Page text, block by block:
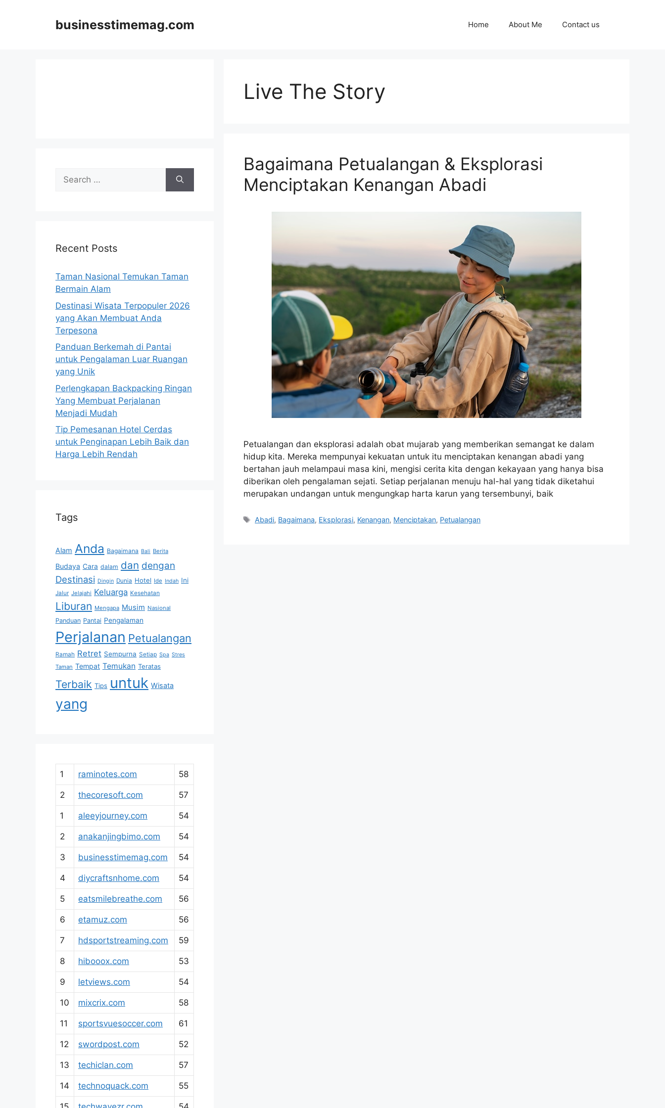
businesstimemag.com Home About Me Contact us
Live The Story
Bagaimana Petualangan & Eksplorasi
Menciptakan Kenangan Abadi
Petualangan dan eksplorasi adalah obat mujarab yang memberikan semangat ke dalam
hidup kita. Mereka mempunyai kekuatan untuk itu menciptakan kenangan abadi yang
bertahan jauh melampaui masa kini, mengisi cerita kita dengan kekayaan yang hanya bisa
diberikan oleh pengalaman sejati. Setiap perjalanan menuju hal-hal yang tidak diketahui
merupakan undangan untuk mengungkap harta karun yang tersembunyi, baik
Tags
Abadi, Bagaimana, Eksplorasi, Kenangan, Menciptakan, Petualangan
Search
for:
Recent Posts
Taman Nasional Temukan Taman
Bermain Alam
Destinasi Wisata Terpopuler 2026
yang Akan Membuat Anda
Terpesona
Panduan Berkemah di Pantai
untuk Pengalaman Luar Ruangan
yang Unik
Perlengkapan Backpacking Ringan
Yang Membuat Perjalanan
Menjadi Mudah
Tip Pemesanan Hotel Cerdas
untuk Penginapan Lebih Baik dan
Harga Lebih Rendah
Tags
Alam Anda Bagaimana Bali Berita
Budaya Cara dalam dan dengan
Destinasi Dingin Dunia Hotel Ide Indah Ini
Jalur Jelajahi Keluarga Kesehatan
Liburan Mengapa Musim Nasional
Panduan Pantai Pengalaman
Perjalanan Petualangan
Ramah Retret Sempurna Setiap Spa Stres
Taman Tempat Temukan Teratas
Terbaik Tips untuk Wisata
yang
1 raminotes.com 58
2 thecoresoft.com 57
1 aleeyjourney.com 54
2 anakanjingbimo.com 54
3 businesstimemag.com 54
4 diycraftsnhome.com 54
5 eatsmilebreathe.com 56
6 etamuz.com 56
7 hdsportstreaming.com 59
8 hibooox.com 53
9 letviews.com 54
10 mixcrix.com 58
11 sportsvuesoccer.com 61
12 swordpost.com 52
13 techiclan.com 57
14 technoquack.com 55